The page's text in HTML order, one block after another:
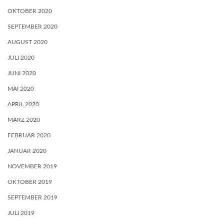
OKTOBER 2020
SEPTEMBER 2020
AUGUST 2020
JULI 2020
JUNI 2020
MAI 2020
APRIL 2020
MÄRZ 2020
FEBRUAR 2020
JANUAR 2020
NOVEMBER 2019
OKTOBER 2019
SEPTEMBER 2019
JULI 2019